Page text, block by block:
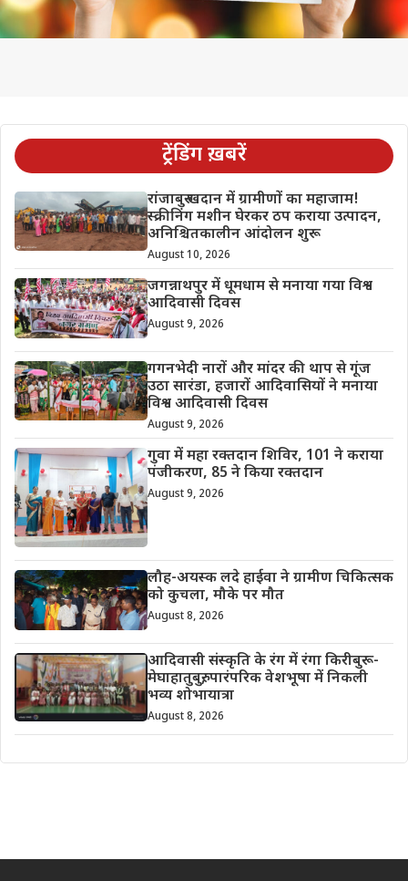
ट्रेंडिंग ख़बरें
रांजाबुरु खदान में ग्रामीणों का महाजाम!
स्क्रीनिंग मशीन घेरकर ठप कराया उत्पादन,
अनिश्चितकालीन आंदोलन शुरू
August 10, 2026
जगन्नाथपुर में धूमधाम से मनाया गया विश्व
आदिवासी दिवस
August 9, 2026
गगनभेदी नारों और मांदर की थाप से गूंज
उठा सारंडा, हजारों आदिवासियों ने मनाया
विश्व आदिवासी दिवस
August 9, 2026
गुवा में महा रक्तदान शिविर, 101 ने कराया
पंजीकरण, 85 ने किया रक्तदान
August 9, 2026
लौह-अयस्क लदे हाईवा ने ग्रामीण चिकित्सक
को कुचला, मौके पर मौत
August 8, 2026
आदिवासी संस्कृति के रंग में रंगा किरीबुरू-
मेघाहातुबुरु, पारंपरिक वेशभूषा में निकली
भव्य शोभायात्रा
August 8, 2026